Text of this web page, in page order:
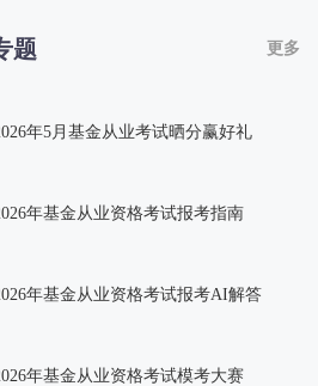
题 更多
年5月基金从业考试晒分赢好礼
年基金从业资格考试报考指南
年基金从业资格考试报考AI解答
年基金从业资格考试模考大赛